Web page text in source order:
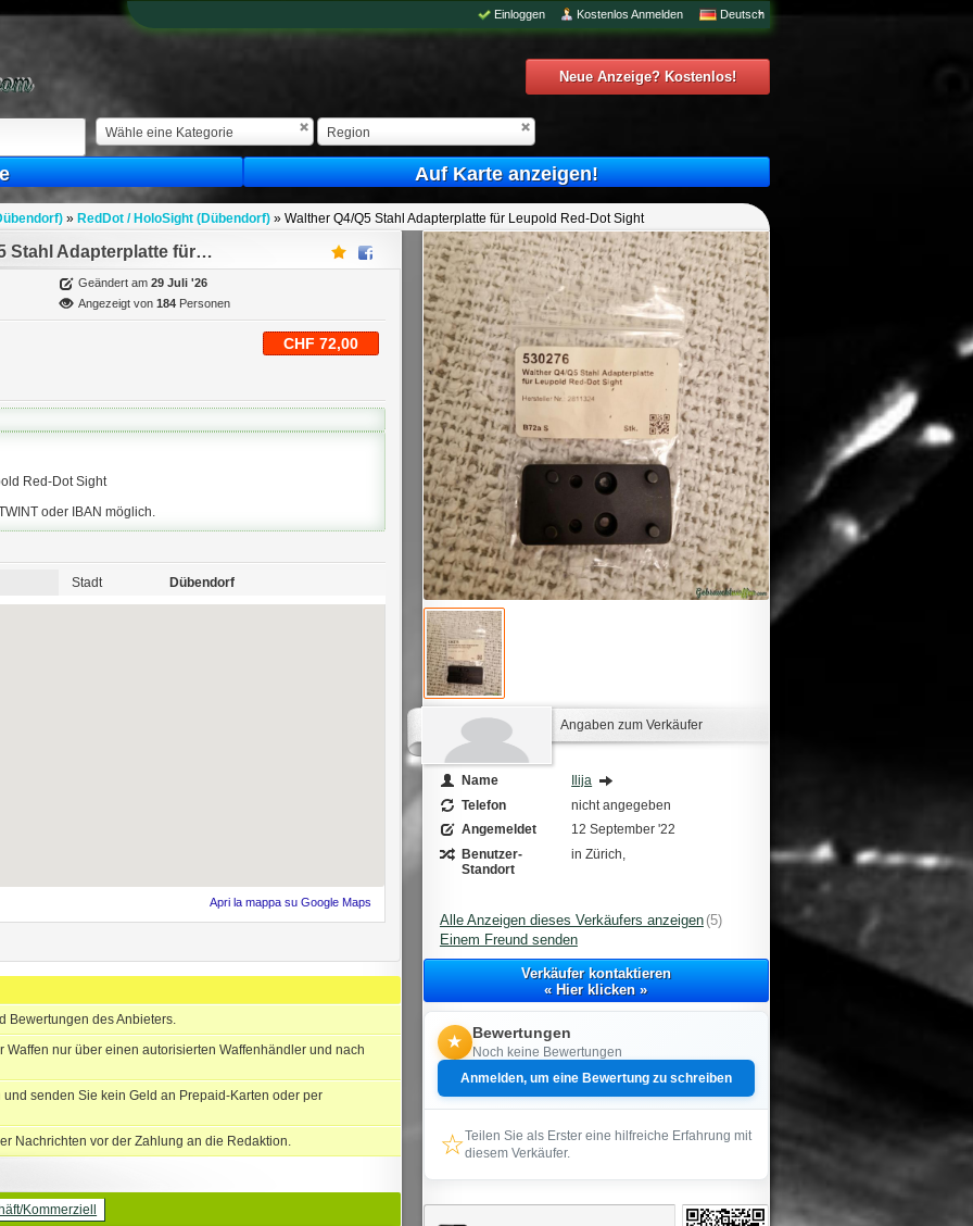
Deutsch
Kostenlos Anmelden
Einloggen
Neue Anzeige? Kostenlos!
Wähle eine Kategorie Region
Auf Karte anzeigen!
» RedDot / HoloSight (Dübendorf)» Walther Q4/Q5 Stahl Adapterplatte für Leupold Red-Dot Sight
RedDot / HoloSight - Walther Q4/Q5 Stahl Adapterplatte für Leupold Red-Dot Sight
Geändert am29 Juli '26
Angezeigt von184 Personen
CHF 72,00
Red-Dot Sight
oder IBAN möglich.
Stadt Dübendorf
Apri la mappa su Google Maps
Bewertungen des Anbieters.
nur über einen autorisierten Waffenhändler und nach
senden Sie kein Geld an Prepaid-Karten oder per
Nachrichten vor der Zahlung an die Redaktion.
Kommerziell
Angaben zum Verkäufer
Name
Ilija
Telefon
nicht angegeben
Angemeldet
12 September '22
Benutzer-
Standort
in Zürich,
Alle Anzeigen dieses Verkäufers anzeigen (5)
Einem Freund senden
Verkäufer kontaktieren
« Hier klicken »
★ Bewertungen
Noch keine Bewertungen
Anmelden, um eine Bewertung zu schreiben
☆Teilen Sie als Erster eine hilfreiche Erfahrung mit
diesem Verkäufer.